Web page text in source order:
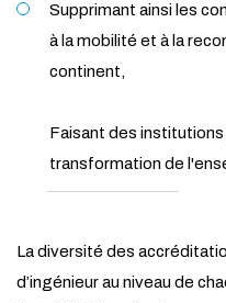
Supprimant ainsi les
à la mobilité et à la
continent,
Faisant des
transformation de
La diversité des
d’ingénieur au niveau de